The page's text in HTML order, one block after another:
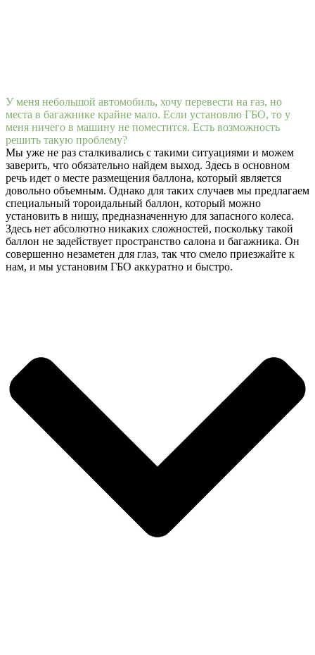
У меня небольшой автомобиль, хочу перевести на газ, но
места в багажнике крайне мало. Если установлю ГБО, то у
меня ничего в машину не поместится. Есть возможность
решить такую проблему?
Мы уже не раз сталкивались с такими ситуациями и можем
заверить, что обязательно найдем выход. Здесь в основном
речь идет о месте размещения баллона, который является
довольно объемным. Однако для таких случаев мы предлагаем
специальный тороидальный баллон, который можно
установить в нишу, предназначенную для запасного колеса.
Здесь нет абсолютно никаких сложностей, поскольку такой
баллон не задействует пространство салона и багажника. Он
совершенно незаметен для глаз, так что смело приезжайте к
нам, и мы установим ГБО аккуратно и быстро.